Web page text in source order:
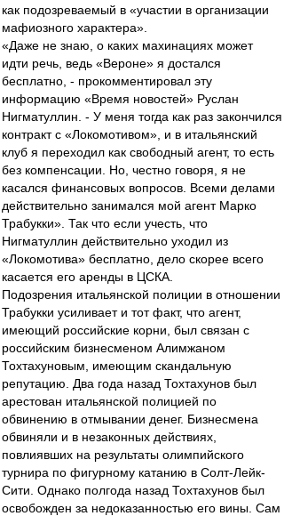
как подозреваемый в «участии в организации
мафиозного характера».
«Даже не знаю, о каких махинациях может
идти речь, ведь «Вероне» я достался
бесплатно, - прокомментировал эту
информацию «Время новостей» Руслан
Нигматуллин. - У меня тогда как раз закончился
контракт с «Локомотивом», и в итальянский
клуб я переходил как свободный агент, то есть
без компенсации. Но, честно говоря, я не
касался финансовых вопросов. Всеми делами
действительно занимался мой агент Марко
Трабукки». Так что если учесть, что
Нигматуллин действительно уходил из
«Локомотива» бесплатно, дело скорее всего
касается его аренды в ЦСКА.
Подозрения итальянской полиции в отношении
Трабукки усиливает и тот факт, что агент,
имеющий российские корни, был связан с
российским бизнесменом Алимжаном
Тохтахуновым, имеющим скандальную
репутацию. Два года назад Тохтахунов был
арестован итальянской полицией по
обвинению в отмывании денег. Бизнесмена
обвиняли и в незаконных действиях,
повлиявших на результаты олимпийского
турнира по фигурному катанию в Солт-Лейк-
Сити. Однако полгода назад Тохтахунов был
освобожден за недоказанностью его вины. Сам